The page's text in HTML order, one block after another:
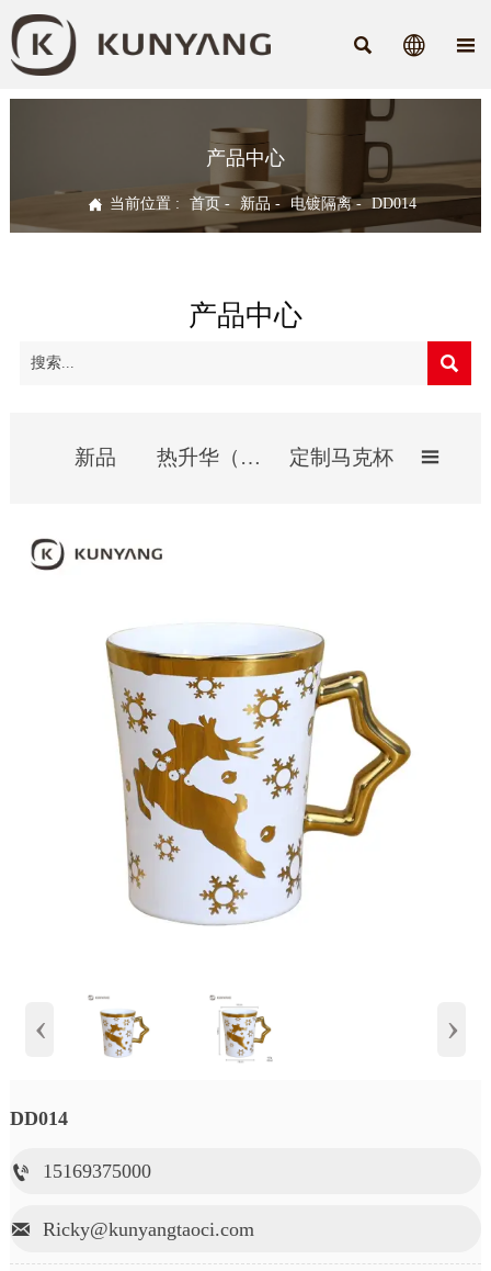
  
产品中心
 当前位置 : 首页- 新品 - 电镀隔离- DD014
产品中心

新品 热升华（影像）杯 定制马克杯 
‹ ›
DD014
 15169375000
 Ricky@kunyangtaoci.com